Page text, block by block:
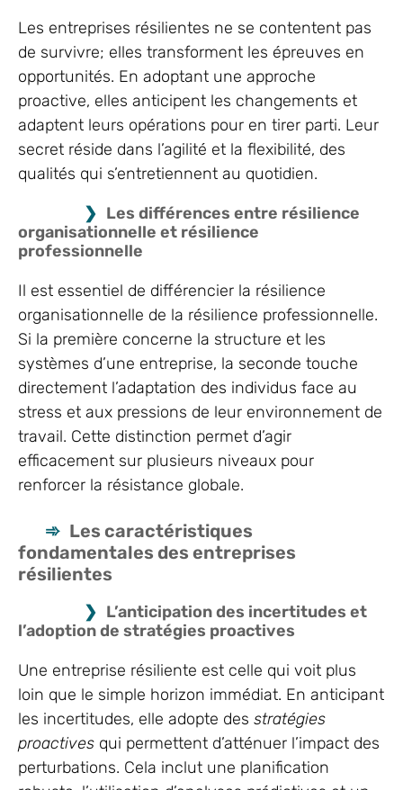
Les entreprises résilientes ne se contentent pas
de survivre; elles transforment les épreuves en
opportunités. En adoptant une approche
proactive, elles anticipent les changements et
adaptent leurs opérations pour en tirer parti. Leur
secret réside dans l’agilité et la flexibilité, des
qualités qui s’entretiennent au quotidien.
Les différences entre résilience
organisationnelle et résilience
professionnelle
Il est essentiel de différencier la résilience
organisationnelle de la résilience professionnelle.
Si la première concerne la structure et les
systèmes d’une entreprise, la seconde touche
directement l’adaptation des individus face au
stress et aux pressions de leur environnement de
travail. Cette distinction permet d’agir
efficacement sur plusieurs niveaux pour
renforcer la résistance globale.
Les caractéristiques
fondamentales des entreprises
résilientes
L’anticipation des incertitudes et
l’adoption de stratégies proactives
Une entreprise résiliente est celle qui voit plus
loin que le simple horizon immédiat. En anticipant
les incertitudes, elle adopte des stratégies
proactives qui permettent d’atténuer l’impact des
perturbations. Cela inclut une planification